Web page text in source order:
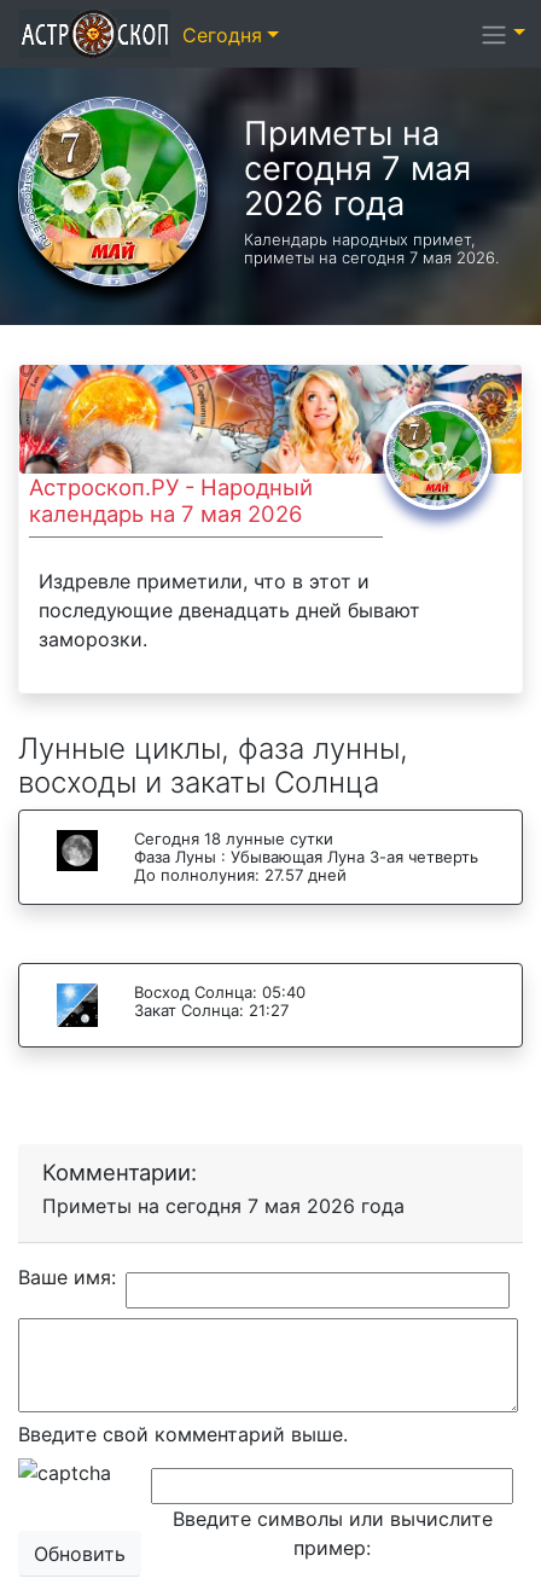
Приметы на
сегодня 7 мая
2026 года
Календарь народных примет,
приметы на сегодня 7 мая 2026.
Астроскоп.РУ - Народный
календарь на 7 мая 2026
Издревле приметили, что в этот и
последующие двенадцать дней бывают
заморозки.
Лунные циклы, фаза лунны,
восходы и закаты Солнца
Сегодня 18 лунные сутки
Фаза Луны : Убывающая Луна 3-ая четверть
До полнолуния: 27.57 дней
Восход Солнца: 05:40
Закат Солнца: 21:27
Комментарии:
Приметы на сегодня 7 мая 2026 года
Ваше имя:
Введите свой комментарий выше.
Обновить
Введите символы или вычислите
пример:
Сегодня